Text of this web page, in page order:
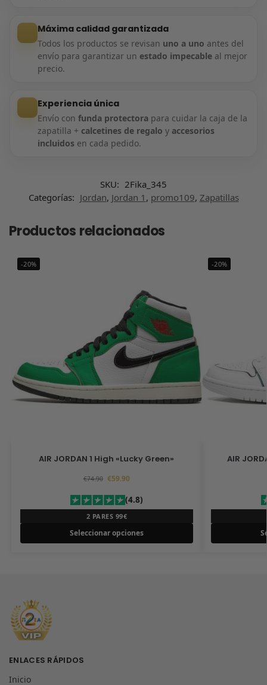
Máxima calidad garantizada
Todos los productos se revisan uno a uno antes del
envío para garantizar un estado impecableal mejor
precio.
Experiencia única
Envío con funda protectorapara cuidar la caja de la
zapatilla + calcetines de regalo y accesorios
incluidos en cada pedido.
SKU: 2Fika_345
Categorías: Jordan, Jordan 1 , promo109, Zapatillas
Productos relacionados
-20%
AIR JORDAN 1 High «Lucky Green»
€74.90 €59.90
(4.8)
2 PARES 99€
Seleccionar opciones
-20%
AIR
ENLACES RÁPIDOS
Inicio